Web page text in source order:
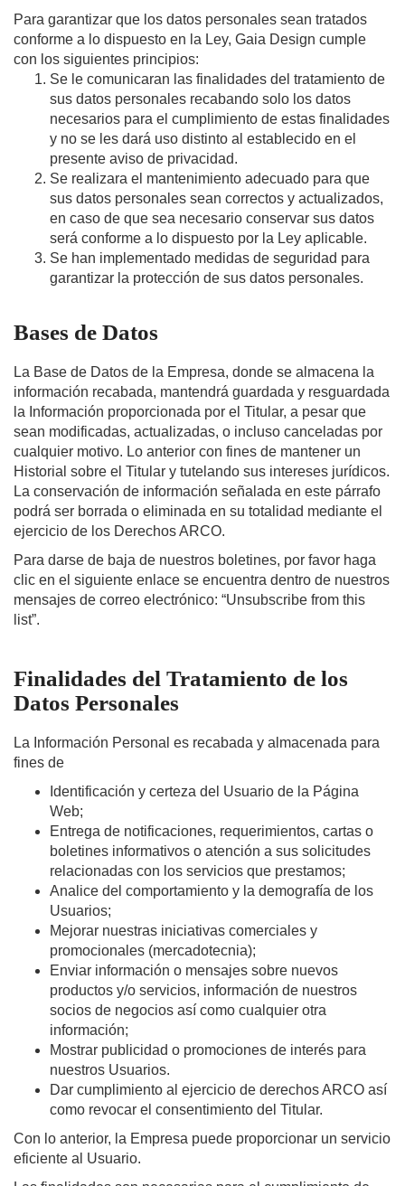
Para garantizar que los datos personales sean tratados
conforme a lo dispuesto en la Ley, Gaia Design cumple
con los siguientes principios:
Se le comunicaran las finalidades del tratamiento de
sus datos personales recabando solo los datos
necesarios para el cumplimiento de estas finalidades
y no se les dará uso distinto al establecido en el
presente aviso de privacidad.
Se realizara el mantenimiento adecuado para que
sus datos personales sean correctos y actualizados,
en caso de que sea necesario conservar sus datos
será conforme a lo dispuesto por la Ley aplicable.
Se han implementado medidas de seguridad para
garantizar la protección de sus datos personales.
Bases de Datos
La Base de Datos de la Empresa, donde se almacena la
información recabada, mantendrá guardada y resguardada
la Información proporcionada por el Titular, a pesar que
sean modificadas, actualizadas, o incluso canceladas por
cualquier motivo. Lo anterior con fines de mantener un
Historial sobre el Titular y tutelando sus intereses jurídicos.
La conservación de información señalada en este párrafo
podrá ser borrada o eliminada en su totalidad mediante el
ejercicio de los Derechos ARCO.
Para darse de baja de nuestros boletines, por favor haga
clic en el siguiente enlace se encuentra dentro de nuestros
mensajes de correo electrónico: “Unsubscribe from this
list”.
Finalidades del Tratamiento de los
Datos Personales
La Información Personal es recabada y almacenada para
fines de
Identificación y certeza del Usuario de la Página
Web;
Entrega de notificaciones, requerimientos, cartas o
boletines informativos o atención a sus solicitudes
relacionadas con los servicios que prestamos;
Analice del comportamiento y la demografía de los
Usuarios;
Mejorar nuestras iniciativas comerciales y
promocionales (mercadotecnia);
Enviar información o mensajes sobre nuevos
productos y/o servicios, información de nuestros
socios de negocios así como cualquier otra
información;
Mostrar publicidad o promociones de interés para
nuestros Usuarios.
Dar cumplimiento al ejercicio de derechos ARCO así
como revocar el consentimiento del Titular.
Con lo anterior, la Empresa puede proporcionar un servicio
eficiente al Usuario.